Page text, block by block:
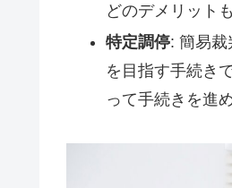
どのデメリット
特定調停: 簡易裁
を目指す手続き
って手続きを進